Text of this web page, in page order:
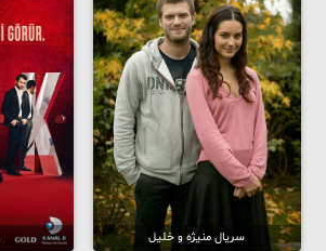
سریال منیژه و خلیل